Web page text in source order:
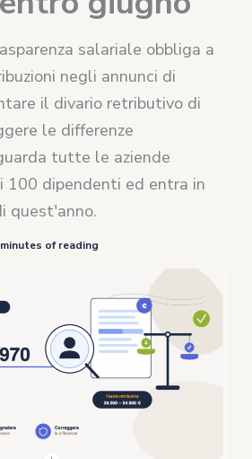
salariale obbliga a
negli annunci di
il divario retributivo di
le differenze
tutte le aziende
100 dipendenti ed entra in
quest'anno.
of reading